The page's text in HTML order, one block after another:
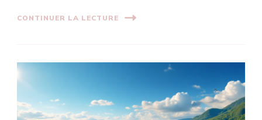
CONTINUER LA LECTURE